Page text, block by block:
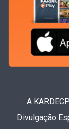
A
Divulgação